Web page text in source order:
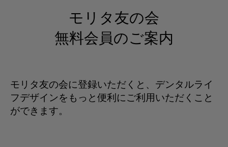
モリタ友の会
無料会員のご案内
モリタ友の会に登録いただくと、デンタルライ
フデザインをもっと便利にご利用いただくこと
ができます。